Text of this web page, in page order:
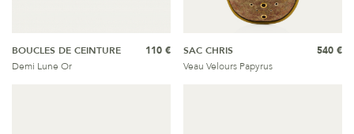
BOUCLES DE CEINTURE
Demi Lune Or
110 €
SAC CHRIS
Veau Velours Papyrus
540 €